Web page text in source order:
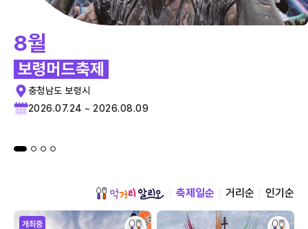
8월
보령머드축제
충청남도 보령시
2026.07.24 ~ 2026.08.09
축제일순 거리순 인기순
개최중